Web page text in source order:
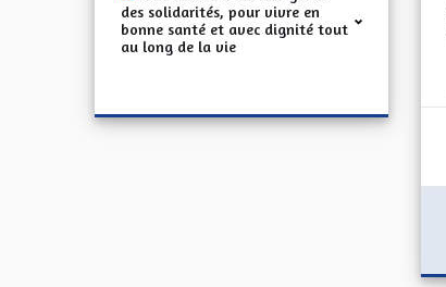
des solidarités, pour vivre en
bonne santé et avec dignité tout
au long de la vie